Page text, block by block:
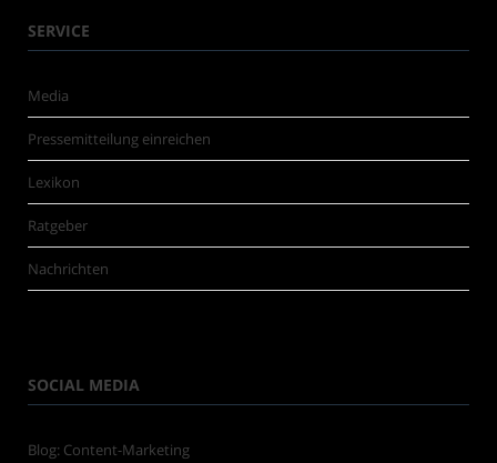
SERVICE
Media
Pressemitteilung einreichen
Lexikon
Ratgeber
Nachrichten
SOCIAL MEDIA
Blog: Content-Marketing